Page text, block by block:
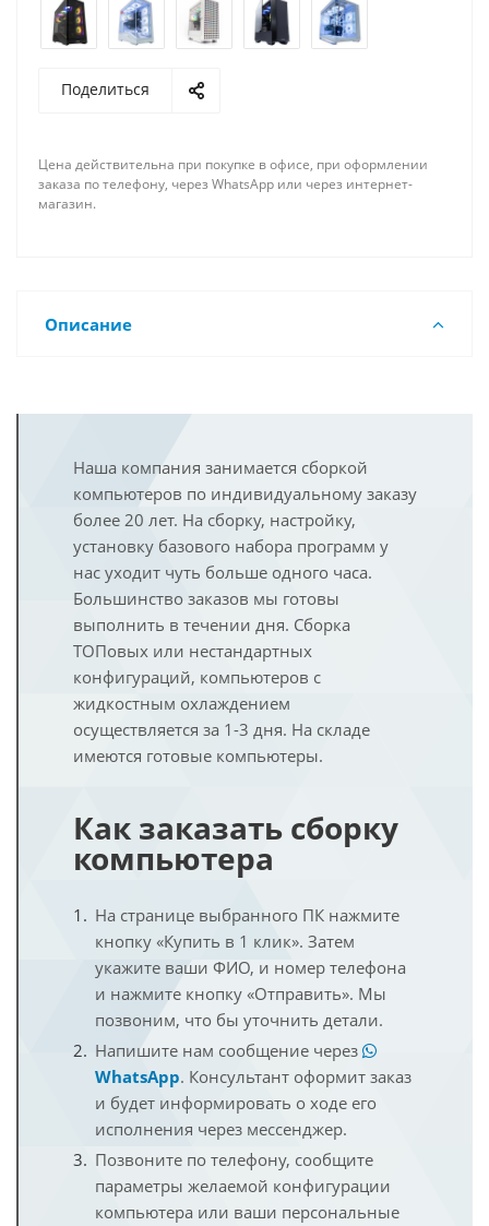
Поделиться
Цена действительна при покупке в офисе, при оформлении
заказа по телефону, через WhatsApp или через интернет-
магазин.
Описание
Наша компания занимается сборкой
компьютеров по индивидуальному заказу
более 20 лет. На сборку, настройку,
установку базового набора программ у
нас уходит чуть больше одного часа.
Большинство заказов мы готовы
выполнить в течении дня. Сборка
ТОПовых или нестандартных
конфигураций, компьютеров с
жидкостным охлаждением
осуществляется за 1-3 дня. На складе
имеются готовые компьютеры.
Как заказать сборку
компьютера
На странице выбранного ПК нажмите
кнопку «Купить в 1 клик». Затем
укажите ваши ФИО, и номер телефона
и нажмите кнопку «Отправить». Мы
позвоним, что бы уточнить детали.
Напишите нам сообщение через
WhatsApp. Консультант оформит заказ
и будет информировать о ходе его
исполнения через мессенджер.
Позвоните по телефону, сообщите
параметры желаемой конфигурации
компьютера или ваши персональные